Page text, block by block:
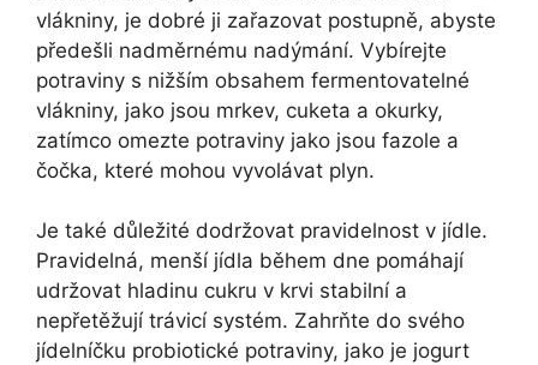
vlákniny, je dobré ji zařazovat postupně, abyste
předešli nadměrnému nadýmání. Vybírejte
potraviny s nižším obsahem fermentovatelné
vlákniny, jako jsou mrkev, cuketa a okurky,
zatímco omezte potraviny jako jsou fazole a
čočka, které mohou vyvolávat plyn.
Je také důležité dodržovat pravidelnost v jídle.
Pravidelná, menší jídla během dne pomáhají
udržovat hladinu cukru v krvi stabilní a
nepřetěžují trávicí systém. Zahrňte do svého
jídelníčku probiotické potraviny, jako je jogurt